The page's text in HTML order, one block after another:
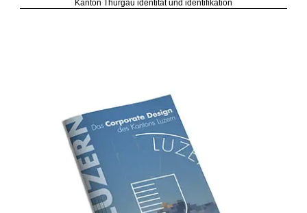
Kanton Thurgau identität und identifikation